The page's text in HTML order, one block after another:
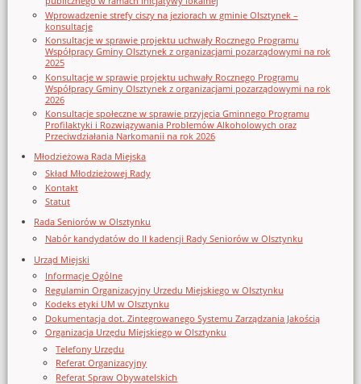
Wprowadzenie strefy ciszy na jeziorach w gminie Olsztynek –
konsultacje
Konsultacje w sprawie projektu uchwały Rocznego Programu
Współpracy Gminy Olsztynek z organizacjami pozarządowymi na rok
2025
Konsultacje w sprawie projektu uchwały Rocznego Programu
Współpracy Gminy Olsztynek z organizacjami pozarządowymi na rok
2026
Konsultacje społeczne w sprawie przyjęcia Gminnego Programu
Profilaktyki i Rozwiązywania Problemów Alkoholowych oraz
Przeciwdziałania Narkomanii na rok 2026
Młodzieżowa Rada Miejska
Skład Młodzieżowej Rady
Kontakt
Statut
Rada Seniorów w Olsztynku
Nabór kandydatów do II kadencji Rady Seniorów w Olsztynku
Urząd Miejski
Informacje Ogólne
Regulamin Organizacyjny Urzedu Miejskiego w Olsztynku
Kodeks etyki UM w Olsztynku
Dokumentacja dot. Zintegrowanego Systemu Zarządzania Jakością
Organizacja Urzędu Miejskiego w Olsztynku
Telefony Urzędu
Referat Organizacyjny
Referat Spraw Obywatelskich